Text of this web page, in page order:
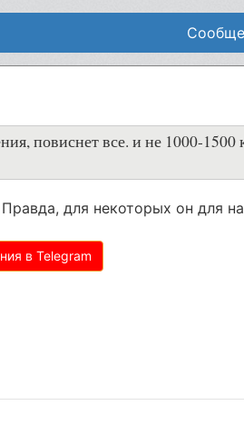
повиснет все. и не 1000-
для некоторых он для
в Telegram